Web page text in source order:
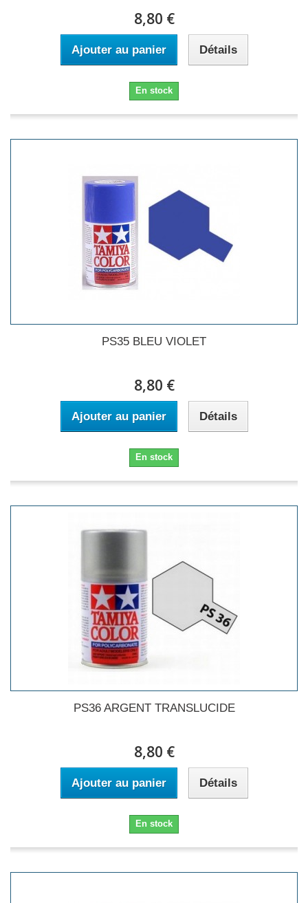
8,80 €
Ajouter au panier Détails
En stock
PS35 BLEU VIOLET
8,80 €
Ajouter au panier Détails
En stock
PS36 ARGENT TRANSLUCIDE
8,80 €
Ajouter au panier Détails
En stock